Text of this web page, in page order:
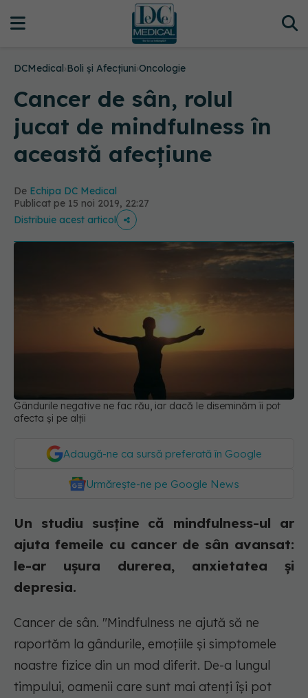
DCMedical›Boli și Afecțiuni›Oncologie
Cancer de sân, rolul
jucat de mindfulness în
această afecțiune
De Echipa DC Medical
Publicat pe 15 noi 2019, 22:27
Distribuie acest articol
Gândurile negative ne fac rău, iar dacă le diseminăm îi pot
afecta și pe alții
Adaugă-ne ca sursă preferată în Google
Urmărește-ne pe Google News
Un studiu susține că mindfulness-ul ar
ajuta femeile cu cancer de sân avansat:
le-ar ușura durerea, anxietatea și
depresia.
Cancer de sân. "Mindfulness ne ajută să ne
raportăm la gândurile, emoțiile și simptomele
noastre fizice din un mod diferit. De-a lungul
timpului, oamenii care sunt mai atenți își pot